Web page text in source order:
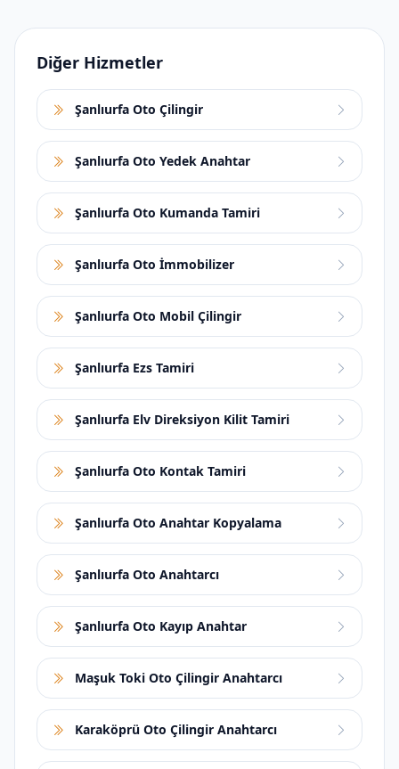
Diğer Hizmetler
Şanlıurfa Oto Çilingir
Şanlıurfa Oto Yedek Anahtar
Şanlıurfa Oto Kumanda Tamiri
Şanlıurfa Oto İmmobilizer
Şanlıurfa Oto Mobil Çilingir
Şanlıurfa Ezs Tamiri
Şanlıurfa Elv Direksiyon Kilit Tamiri
Şanlıurfa Oto Kontak Tamiri
Şanlıurfa Oto Anahtar Kopyalama
Şanlıurfa Oto Anahtarcı
Şanlıurfa Oto Kayıp Anahtar
Maşuk Toki Oto Çilingir Anahtarcı
Karaköprü Oto Çilingir Anahtarcı